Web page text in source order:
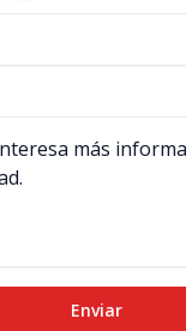
Enviar